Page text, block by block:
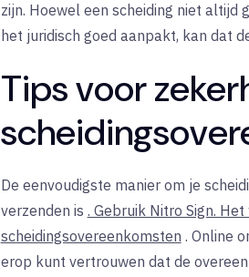
zijn. Hoewel een scheiding niet altijd
het juridisch goed aanpakt, kan dat
Tips voor
De eenvoudigste manier om je
verzenden is . Gebruik Nitro Sign.
scheidingsovereenkomsten . Online
erop kunt vertrouwen dat de